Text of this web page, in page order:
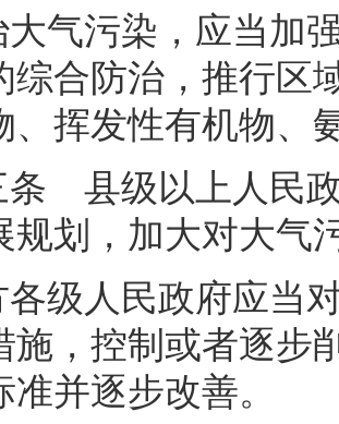
大气污染，应当加
综合防治，推行区
、挥发性有机物、
条 县级以上人民
规划，加大对大气
级人民政府应当
施，控制或者逐步
并逐步改善。